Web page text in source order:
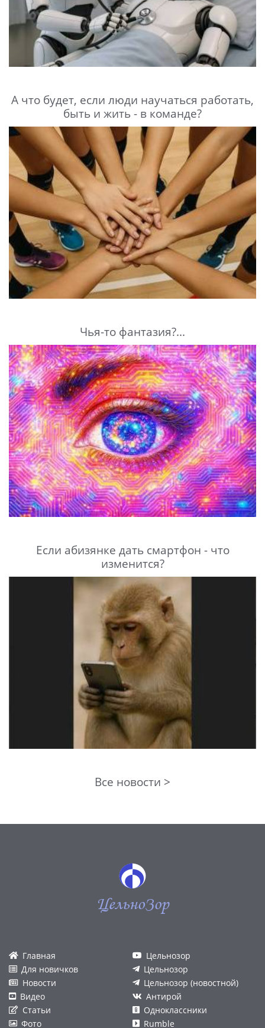
А что будет, если люди научаться работать,
быть и жить - в команде?
Чья-то фантазия?...
Если абизянке дать смартфон - что
изменится?
Все новости >
ЦельноЗор
Главная
Для новичков
Новости
Видео
Статьи
Фото
Цельнозор
Цельнозор
Цельнозор (новостной)
Антирой
Одноклассники
Rumble